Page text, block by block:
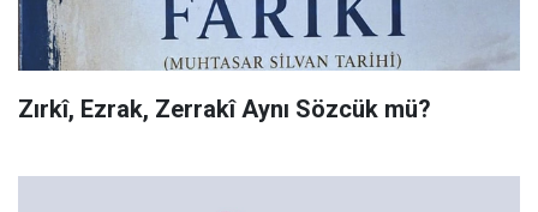
Zırkî, Ezrak, Zerrakî Aynı Sözcük mü?